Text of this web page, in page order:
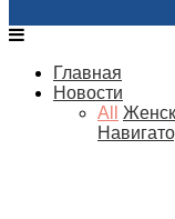
Главная
Новости
All